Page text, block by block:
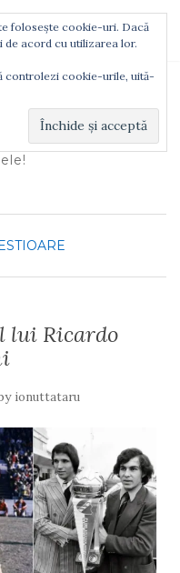
lui Ricardo
ionuttataru
folosește cookie-uri. Dacă
de acord cu utilizarea lor.
controlezi cookie-urile, uită-